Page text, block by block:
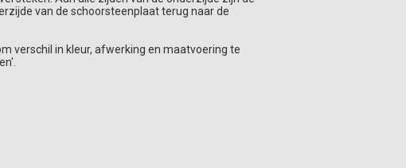
van de schoorsteenplaat terug naar de
verschil in kleur, afwerking en maatvoering te